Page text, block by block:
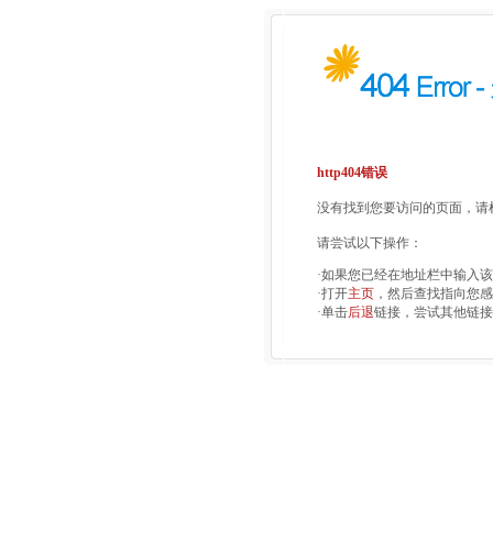
http404错误
没有找到您要访问的页面，
请尝试以下操作：
·如果您已经在地址栏中输入
·打开主页 ，然后查找指向您
·单击后退链接，尝试其他链